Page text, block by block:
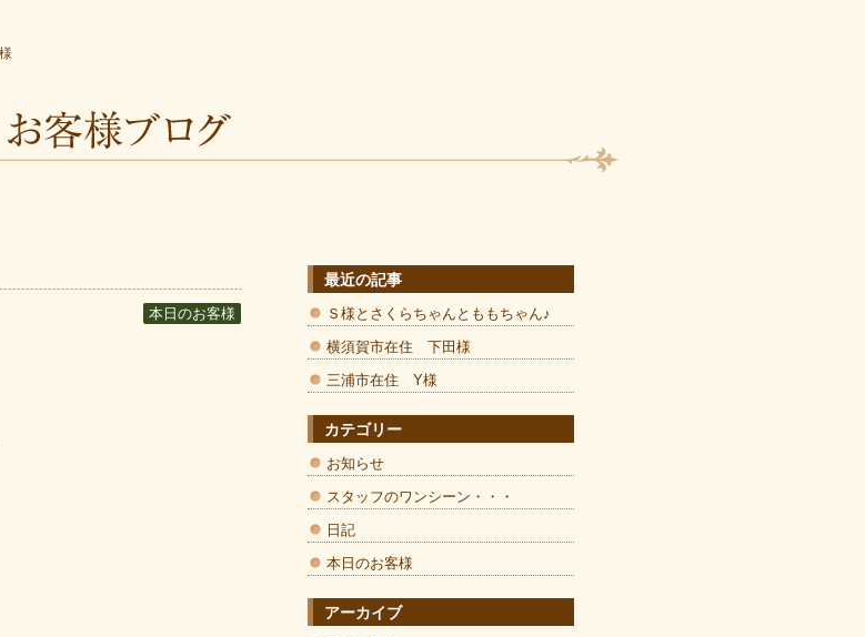
本日のお客様
最近の記事
Ｓ様とさくらちゃんとももちゃん♪
横須賀市在住 下田様
三浦市在住 Y様
カテゴリー
お知らせ
スタッフのワンシーン・・・
日記
本日のお客様
アーカイブ